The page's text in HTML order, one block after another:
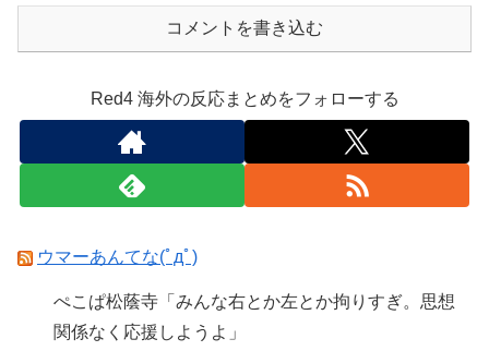
コメントを書き込む
Red4 海外の反応まとめをフォローする
ウマーあんてな(ﾟдﾟ)
ぺこぱ松蔭寺「みんな右とか左とか拘りすぎ。思想
関係なく応援しようよ」